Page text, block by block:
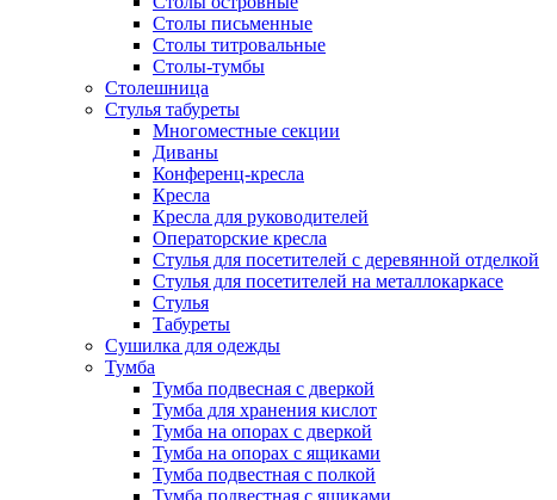
Столы письменные
Столы титровальные
Столы-тумбы
Столешница
Стулья табуреты
Многоместные секции
Диваны
Конференц-кресла
Кресла
Кресла для руководителей
Операторские кресла
Стулья для посетителей с деревянной отделкой
Стулья для посетителей на металлокаркасе
Стулья
Табуреты
Сушилка для одежды
Тумба
Тумба подвесная с дверкой
Тумба для хранения кислот
Тумба на опорах с дверкой
Тумба на опорах с ящиками
Тумба подвестная с полкой
Тумба подвестная с ящиками